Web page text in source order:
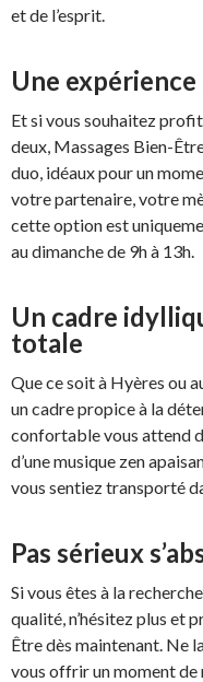
et de l’esprit.
Une
Et si vous souhaitez
deux, Massages Bien-
duo, idéaux pour un
votre partenaire, votre
cette option est
au dimanche de 9h à 13h.
Un cadre
totale
Que ce soit à Hyères ou
un cadre propice à la
confortable vous attend
d’une musique zen
vous sentiez transporté
Pas sérieux
Si vous êtes à la
qualité, n’hésitez plus et
Être dès maintenant. Ne
vous offrir un moment de